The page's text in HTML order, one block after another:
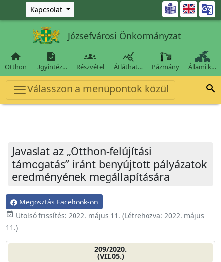
Ugrás a fő tartalomra
Kapcsolat 
Józsefvárosi Önkormányzat

Otthon

Ügyintéz…

Részvétel

Átláthat… Pázmány Állami k…
Válasszon a menüpontok közül 
Javaslat az „Otthon-felújítási
támogatás” iránt benyújtott pályázatok
eredményének megállapítására
Megosztás Facebook-on
event_available Utolsó frissítés: 2022. május 11. (Létrehozva: 2022. május
11.)
209/2020.
(VII.05.)